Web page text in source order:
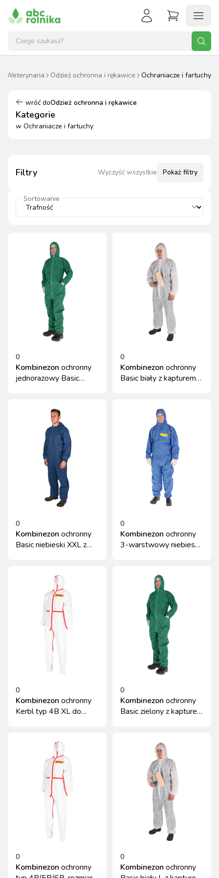
Weterynaria Odzież ochronna i rękawice Ochraniacze i fartuchy
wróć doOdzież ochronna i rękawice
Kategorie
w Ochraniacze i fartuchy
Filtry Wyczyść wszystkie Pokaż filtry
Sortowanie
0
Kombinezon ochronny
jednorazowy Basic
0
Kombinezon ochronny
Basic biały z kapturem
0
Kombinezon ochronny
Basic niebieski XXL z
0
Kombinezon ochronny
3-warstwowy niebieski
0
Kombinezon ochronny
Kerbl typ 4B XL do
0
Kombinezon ochronny
Basic zielony z kapturem
0
Kombinezon ochronny
0
Kombinezon ochronny